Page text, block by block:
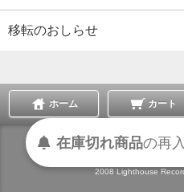
移転のおしらせ
ホーム カート
表示切替 :スマ
2008 Lighthouse
在庫切れ商品の再